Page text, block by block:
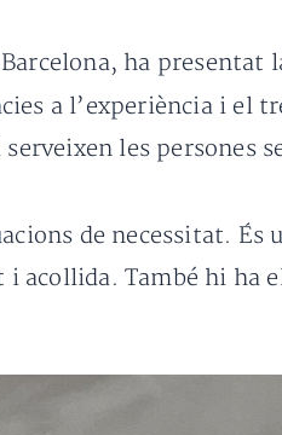
ha presentat
a l’experiència i el
les persones
de necessitat. És
També hi ha